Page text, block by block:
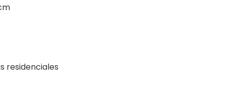
residenciales